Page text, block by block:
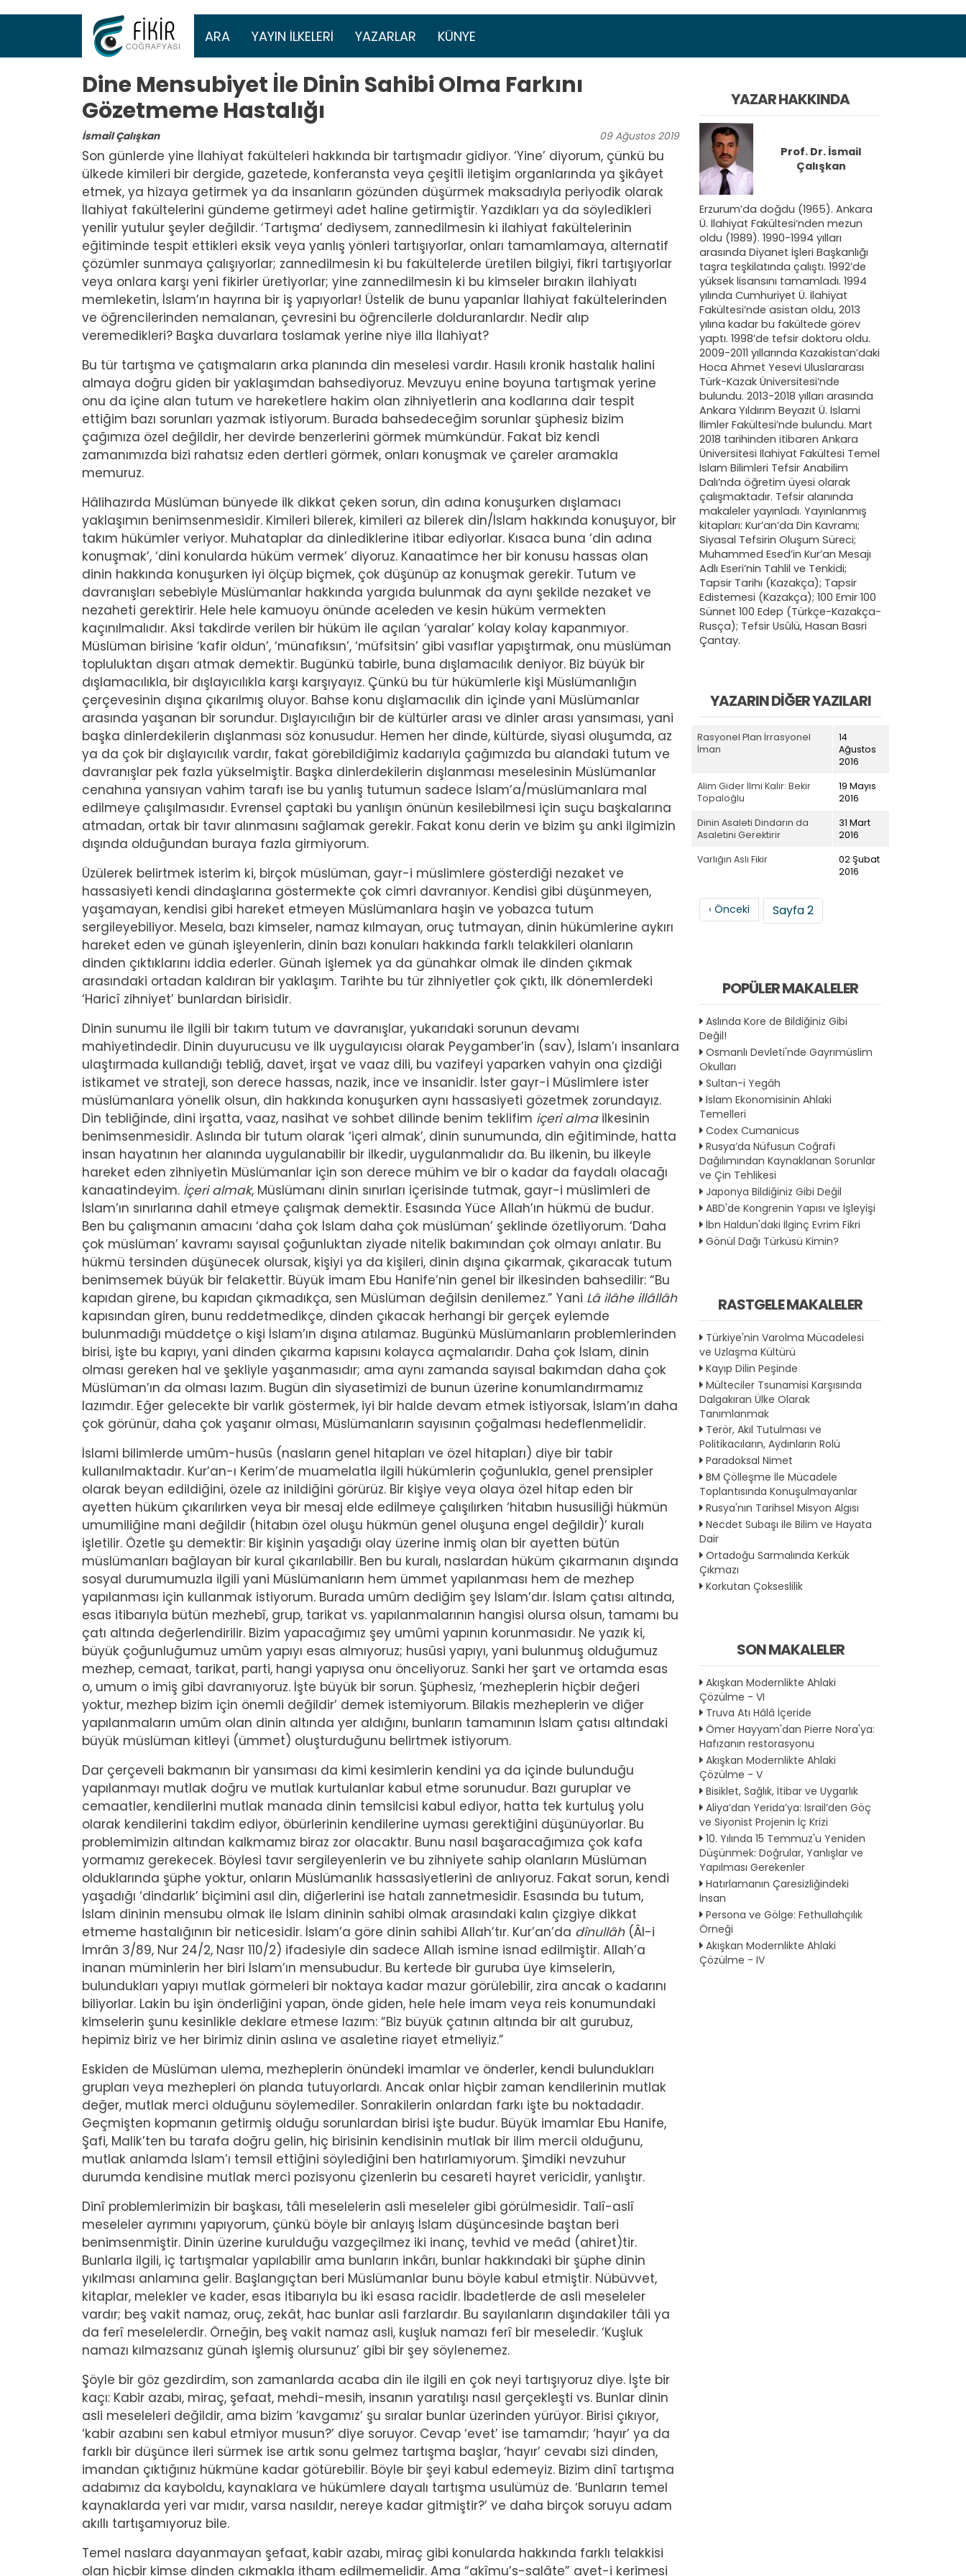
Ana gezinti menüsü
ARA YAYIN İLKELERI YAZARLAR KÜNYE
Dine Mensubiyet İle Dinin Sahibi Olma Farkını
Gözetmeme Hastalığı
İsmail Çalışkan 09 Ağustos 2019
Son günlerde yine İlahiyat fakülteleri hakkında bir tartışmadır gidiyor. ‘Yine’ diyorum, çünkü bu
ülkede kimileri bir dergide, gazetede, konferansta veya çeşitli iletişim organlarında ya şikâyet
etmek, ya hizaya getirmek ya da insanların gözünden düşürmek maksadıyla periyodik olarak
İlahiyat fakültelerini gündeme getirmeyi adet haline getirmiştir. Yazdıkları ya da söyledikleri
yenilir yutulur şeyler değildir. ‘Tartışma’ dediysem, zannedilmesin ki ilahiyat fakültelerinin
eğitiminde tespit ettikleri eksik veya yanlış yönleri tartışıyorlar, onları tamamlamaya, alternatif
çözümler sunmaya çalışıyorlar; zannedilmesin ki bu fakültelerde üretilen bilgiyi, fikri tartışıyorlar
veya onlara karşı yeni fikirler üretiyorlar; yine zannedilmesin ki bu kimseler bırakın ilahiyatı
memleketin, İslam’ın hayrına bir iş yapıyorlar! Üstelik de bunu yapanlar İlahiyat fakültelerinden
ve öğrencilerinden nemalanan, çevresini bu öğrencilerle dolduranlardır. Nedir alıp
veremedikleri? Başka duvarlara toslamak yerine niye illa İlahiyat?
Bu tür tartışma ve çatışmaların arka planında din meselesi vardır. Hasılı kronik hastalık halini
almaya doğru giden bir yaklaşımdan bahsediyoruz. Mevzuyu enine boyuna tartışmak yerine
onu da içine alan tutum ve hareketlere hakim olan zihniyetlerin ana kodlarına dair tespit
ettiğim bazı sorunları yazmak istiyorum. Burada bahsedeceğim sorunlar şüphesiz bizim
çağımıza özel değildir, her devirde benzerlerini görmek mümkündür. Fakat biz kendi
zamanımızda bizi rahatsız eden dertleri görmek, onları konuşmak ve çareler aramakla
memuruz.
Hâlihazırda Müslüman bünyede ilk dikkat çeken sorun, din adına konuşurken dışlamacı
yaklaşımın benimsenmesidir. Kimileri bilerek, kimileri az bilerek din/İslam hakkında konuşuyor, bir
takım hükümler veriyor. Muhataplar da dinlediklerine itibar ediyorlar. Kısaca buna ‘din adına
konuşmak’, ‘dini konularda hüküm vermek’ diyoruz. Kanaatimce her bir konusu hassas olan
dinin hakkında konuşurken iyi ölçüp biçmek, çok düşünüp az konuşmak gerekir. Tutum ve
davranışları sebebiyle Müslümanlar hakkında yargıda bulunmak da aynı şekilde nezaket ve
nezaheti gerektirir. Hele hele kamuoyu önünde aceleden ve kesin hüküm vermekten
kaçınılmalıdır. Aksi takdirde verilen bir hüküm ile açılan ‘yaralar’ kolay kolay kapanmıyor.
Müslüman birisine ‘kafir oldun’, ‘münafıksın’, ‘müfsitsin’ gibi vasıflar yapıştırmak, onu müslüman
topluluktan dışarı atmak demektir. Bugünkü tabirle, buna dışlamacılık deniyor. Biz büyük bir
dışlamacılıkla, bir dışlayıcılıkla karşı karşıyayız. Çünkü bu tür hükümlerle kişi Müslümanlığın
çerçevesinin dışına çıkarılmış oluyor. Bahse konu dışlamacılık din içinde yani Müslümanlar
arasında yaşanan bir sorundur. Dışlayıcılığın bir de kültürler arası ve dinler arası yansıması, yani
başka dinlerdekilerin dışlanması söz konusudur. Hemen her dinde, kültürde, siyasi oluşumda, az
ya da çok bir dışlayıcılık vardır, fakat görebildiğimiz kadarıyla çağımızda bu alandaki tutum ve
davranışlar pek fazla yükselmiştir. Başka dinlerdekilerin dışlanması meselesinin Müslümanlar
cenahına yansıyan vahim tarafı ise bu yanlış tutumun sadece İslam’a/müslümanlara mal
edilmeye çalışılmasıdır. Evrensel çaptaki bu yanlışın önünün kesilebilmesi için suçu başkalarına
atmadan, ortak bir tavır alınmasını sağlamak gerekir. Fakat konu derin ve bizim şu anki ilgimizin
dışında olduğundan buraya fazla girmiyorum.
Üzülerek belirtmek isterim ki, birçok müslüman, gayr-i müslimlere gösterdiği nezaket ve
hassasiyeti kendi dindaşlarına göstermekte çok cimri davranıyor. Kendisi gibi düşünmeyen,
yaşamayan, kendisi gibi hareket etmeyen Müslümanlara haşin ve yobazca tutum
sergileyebiliyor. Mesela, bazı kimseler, namaz kılmayan, oruç tutmayan, dinin hükümlerine aykırı
hareket eden ve günah işleyenlerin, dinin bazı konuları hakkında farklı telakkileri olanların
dinden çıktıklarını iddia ederler. Günah işlemek ya da günahkar olmak ile dinden çıkmak
arasındaki ortadan kaldıran bir yaklaşım. Tarihte bu tür zihniyetler çok çıktı, ilk dönemlerdeki
‘Haricî zihniyet’ bunlardan birisidir.
Dinin sunumu ile ilgili bir takım tutum ve davranışlar, yukarıdaki sorunun devamı
mahiyetindedir. Dinin duyurucusu ve ilk uygulayıcısı olarak Peygamber’in (sav), İslam’ı insanlara
ulaştırmada kullandığı tebliğ, davet, irşat ve vaaz dili, bu vazifeyi yaparken vahyin ona çizdiği
istikamet ve strateji, son derece hassas, nazik, ince ve insanidir. İster gayr-i Müslimlere ister
müslümanlara yönelik olsun, din hakkında konuşurken aynı hassasiyeti gözetmek zorundayız.
Din tebliğinde, dini irşatta, vaaz, nasihat ve sohbet dilinde benim teklifim içeri almailkesinin
benimsenmesidir. Aslında bir tutum olarak ‘içeri almak’, dinin sunumunda, din eğitiminde, hatta
insan hayatının her alanında uygulanabilir bir ilkedir, uygulanmalıdır da. Bu ilkenin, bu ilkeyle
hareket eden zihniyetin Müslümanlar için son derece mühim ve bir o kadar da faydalı olacağı
kanaatindeyim. İçeri almak, Müslümanı dinin sınırları içerisinde tutmak, gayr-i müslimleri de
İslam’ın sınırlarına dahil etmeye çalışmak demektir. Esasında Yüce Allah’ın hükmü de budur.
Ben bu çalışmanın amacını ‘daha çok İslam daha çok müslüman’ şeklinde özetliyorum. ‘Daha
çok müslüman’ kavramı sayısal çoğunluktan ziyade nitelik bakımından çok olmayı anlatır. Bu
hükmü tersinden düşünecek olursak, kişiyi ya da kişileri, dinin dışına çıkarmak, çıkaracak tutum
benimsemek büyük bir felakettir. Büyük imam Ebu Hanife’nin genel bir ilkesinden bahsedilir: “Bu
kapıdan girene, bu kapıdan çıkmadıkça, sen Müslüman değilsin denilemez.” Yani Lâ ilâhe illâllâh
kapısından giren, bunu reddetmedikçe, dinden çıkacak herhangi bir gerçek eylemde
bulunmadığı müddetçe o kişi İslam’ın dışına atılamaz. Bugünkü Müslümanların problemlerinden
birisi, işte bu kapıyı, yani dinden çıkarma kapısını kolayca açmalarıdır. Daha çok İslam, dinin
olması gereken hal ve şekliyle yaşanmasıdır; ama aynı zamanda sayısal bakımdan daha çok
Müslüman’ın da olması lazım. Bugün din siyasetimizi de bunun üzerine konumlandırmamız
lazımdır. Eğer gelecekte bir varlık göstermek, iyi bir halde devam etmek istiyorsak, İslam’ın daha
çok görünür, daha çok yaşanır olması, Müslümanların sayısının çoğalması hedeflenmelidir.
İslami bilimlerde umûm-husûs (nasların genel hitapları ve özel hitapları) diye bir tabir
kullanılmaktadır. Kur’an-ı Kerim’de muamelatla ilgili hükümlerin çoğunlukla, genel prensipler
olarak beyan edildiğini, özele az inildiğini görürüz. Bir kişiye veya olaya özel hitap eden bir
ayetten hüküm çıkarılırken veya bir mesaj elde edilmeye çalışılırken ‘hitabın hususiliği hükmün
umumiliğine mani değildir (hitabın özel oluşu hükmün genel oluşuna engel değildir)’ kuralı
işletilir. Özetle şu demektir: Bir kişinin yaşadığı olay üzerine inmiş olan bir ayetten bütün
müslümanları bağlayan bir kural çıkarılabilir. Ben bu kuralı, naslardan hüküm çıkarmanın dışında
sosyal durumumuzla ilgili yani Müslümanların hem ümmet yapılanması hem de mezhep
yapılanması için kullanmak istiyorum. Burada umûm dediğim şey İslam’dır. İslam çatısı altında,
esas itibarıyla bütün mezhebî, grup, tarikat vs. yapılanmalarının hangisi olursa olsun, tamamı bu
çatı altında değerlendirilir. Bizim yapacağımız şey umûmi yapının korunmasıdır. Ne yazık ki,
büyük çoğunluğumuz umûm yapıyı esas almıyoruz; husûsi yapıyı, yani bulunmuş olduğumuz
mezhep, cemaat, tarikat, parti, hangi yapıysa onu önceliyoruz. Sanki her şart ve ortamda esas
o, umum o imiş gibi davranıyoruz. İşte büyük bir sorun. Şüphesiz, ‘mezheplerin hiçbir değeri
yoktur, mezhep bizim için önemli değildir’ demek istemiyorum. Bilakis mezheplerin ve diğer
yapılanmaların umûm olan dinin altında yer aldığını, bunların tamamının İslam çatısı altındaki
büyük müslüman kitleyi (ümmet) oluşturduğunu belirtmek istiyorum.
Dar çerçeveli bakmanın bir yansıması da kimi kesimlerin kendini ya da içinde bulunduğu
yapılanmayı mutlak doğru ve mutlak kurtulanlar kabul etme sorunudur. Bazı guruplar ve
cemaatler, kendilerini mutlak manada dinin temsilcisi kabul ediyor, hatta tek kurtuluş yolu
olarak kendilerini takdim ediyor, öbürlerinin kendilerine uyması gerektiğini düşünüyorlar. Bu
problemimizin altından kalkmamız biraz zor olacaktır. Bunu nasıl başaracağımıza çok kafa
yormamız gerekecek. Böylesi tavır sergileyenlerin ve bu zihniyete sahip olanların Müslüman
olduklarında şüphe yoktur, onların Müslümanlık hassasiyetlerini de anlıyoruz. Fakat sorun, kendi
yaşadığı ‘dindarlık’ biçimini asıl din, diğerlerini ise hatalı zannetmesidir. Esasında bu tutum,
İslam dininin mensubu olmak ile İslam dininin sahibi olmak arasındaki kalın çizgiye dikkat
etmeme hastalığının bir neticesidir. İslam’a göre dinin sahibi Allah’tır. Kur’an’da dînullâh(Âl-i
İmrân 3/89, Nur 24/2, Nasr 110/2) ifadesiyle din sadece Allah ismine isnad edilmiştir. Allah’a
inanan müminlerin her biri İslam’ın mensubudur. Bu kertede bir guruba üye kimselerin,
bulundukları yapıyı mutlak görmeleri bir noktaya kadar mazur görülebilir, zira ancak o kadarını
biliyorlar. Lakin bu işin önderliğini yapan, önde giden, hele hele imam veya reis konumundaki
kimselerin şunu kesinlikle deklare etmese lazım: “Biz büyük çatının altında bir alt gurubuz,
hepimiz biriz ve her birimiz dinin aslına ve asaletine riayet etmeliyiz.”
Eskiden de Müslüman ulema, mezheplerin önündeki imamlar ve önderler, kendi bulundukları
grupları veya mezhepleri ön planda tutuyorlardı. Ancak onlar hiçbir zaman kendilerinin mutlak
değer, mutlak merci olduğunu söylemediler. Sonrakilerin onlardan farkı işte bu noktadadır.
Geçmişten kopmanın getirmiş olduğu sorunlardan birisi işte budur. Büyük imamlar Ebu Hanife,
Şafi, Malik’ten bu tarafa doğru gelin, hiç birisinin kendisinin mutlak bir ilim mercii olduğunu,
mutlak anlamda İslam’ı temsil ettiğini söylediğini ben hatırlamıyorum. Şimdiki nevzuhur
durumda kendisine mutlak merci pozisyonu çizenlerin bu cesareti hayret vericidir, yanlıştır.
Dinî problemlerimizin bir başkası, tâli meselelerin asli meseleler gibi görülmesidir. Talî-aslî
meseleler ayrımını yapıyorum, çünkü böyle bir anlayış İslam düşüncesinde baştan beri
benimsenmiştir. Dinin üzerine kurulduğu vazgeçilmez iki inanç, tevhid ve meâd (ahiret)tir.
Bunlarla ilgili, iç tartışmalar yapılabilir ama bunların inkârı, bunlar hakkındaki bir şüphe dinin
yıkılması anlamına gelir. Başlangıçtan beri Müslümanlar bunu böyle kabul etmiştir. Nübüvvet,
kitaplar, melekler ve kader, esas itibarıyla bu iki esasa racidir. İbadetlerde de asli meseleler
vardır; beş vakit namaz, oruç, zekât, hac bunlar asli farzlardır. Bu sayılanların dışındakiler tâli ya
da ferî meselelerdir. Örneğin, beş vakit namaz asli, kuşluk namazı ferî bir meseledir. ‘Kuşluk
namazı kılmazsanız günah işlemiş olursunuz’ gibi bir şey söylenemez.
Şöyle bir göz gezdirdim, son zamanlarda acaba din ile ilgili en çok neyi tartışıyoruz diye. İşte bir
kaçı: Kabir azabı, miraç, şefaat, mehdi-mesih, insanın yaratılışı nasıl gerçekleşti vs. Bunlar dinin
asli meseleleri değildir, ama bizim ‘kavgamız’ şu sıralar bunlar üzerinden yürüyor. Birisi çıkıyor,
‘kabir azabını sen kabul etmiyor musun?’ diye soruyor. Cevap ‘evet’ ise tamamdır; ‘hayır’ ya da
farklı bir düşünce ileri sürmek ise artık sonu gelmez tartışma başlar, ‘hayır’ cevabı sizi dinden,
imandan çıktığınız hükmüne kadar götürebilir. Böyle bir şeyi kabul edemeyiz. Bizim dinî tartışma
adabımız da kayboldu, kaynaklara ve hükümlere dayalı tartışma usulümüz de. ‘Bunların temel
kaynaklarda yeri var mıdır, varsa nasıldır, nereye kadar gitmiştir?’ ve daha birçok soruyu adam
akıllı tartışamıyoruz bile.
Temel naslara dayanmayan şefaat, kabir azabı, miraç gibi konularda hakkında farklı telakkisi
olan hiçbir kimse dinden çıkmakla itham edilmemelidir. Ama “akîmu’s-salâte” ayet-i kerimesi
YAZAR HAKKINDA
Prof. Dr. İsmail
Çalışkan
Erzurum’da doğdu (1965). Ankara
Ü. İlahiyat Fakültesi’nden mezun
oldu (1989). 1990-1994 yılları
arasında Diyanet İşleri Başkanlığı
taşra teşkilatında çalıştı. 1992’de
yüksek lisansını tamamladı. 1994
yılında Cumhuriyet Ü. İlahiyat
Fakültesi’nde asistan oldu, 2013
yılına kadar bu fakültede görev
yaptı. 1998’de tefsir doktoru oldu.
2009-2011 yıllarında Kazakistan’daki
Hoca Ahmet Yesevi Uluslararası
Türk-Kazak Üniversitesi’nde
bulundu. 2013-2018 yılları arasında
Ankara Yıldırım Beyazıt Ü. İslami
İlimler Fakültesi’nde bulundu. Mart
2018 tarihinden itibaren Ankara
Üniversitesi İlahiyat Fakültesi Temel
İslam Bilimleri Tefsir Anabilim
Dalı’nda öğretim üyesi olarak
çalışmaktadır. Tefsir alanında
makaleler yayınladı. Yayınlanmış
kitapları: Kur’an’da Din Kavramı;
Siyasal Tefsirin Oluşum Süreci;
Muhammed Esed’in Kur’an Mesajı
Adlı Eseri’nin Tahlil ve Tenkidi;
Tapsir Tarihı (Kazakça); Tapsir
Edistemesi (Kazakça); 100 Emir 100
Sünnet 100 Edep (Türkçe-Kazakça-
Rusça); Tefsir Usûlü, Hasan Basri
Çantay.
YAZARIN DIĞER YAZILARI
Rasyonel Plan İrrasyonel
İman
14
Ağustos
2016
Alim Gider İlmi Kalır: Bekir
Topaloğlu
19 Mayıs
2016
Dinin Asaleti Dindarın da
Asaletini Gerektirir
31 Mart
2016
Varlığın Aslı Fikir
02 Şubat
2016
Sayfalama
Önceki sayfa
‹ Önceki Sayfa 2
POPÜLER MAKALELER
Aslında Kore de Bildiğiniz Gibi
Değil!
Osmanlı Devleti'nde Gayrımüslim
Okulları
Sultan-i Yegâh
İslam Ekonomisinin Ahlaki
Temelleri
Codex Cumanicus
Rusya’da Nüfusun Coğrafi
Dağılımından Kaynaklanan Sorunlar
ve Çin Tehlikesi
Japonya Bildiğiniz Gibi Değil
ABD'de Kongrenin Yapısı ve İşleyişi
İbn Haldun'daki İlginç Evrim Fikri
Gönül Dağı Türküsü Kimin?
RASTGELE MAKALELER
Türkiye'nin Varolma Mücadelesi
ve Uzlaşma Kültürü
Kayıp Dilin Peşinde
Mülteciler Tsunamisi Karşısında
Dalgakıran Ülke Olarak
Tanımlanmak
Terör, Akıl Tutulması ve
Politikacıların, Aydınların Rolü
Paradoksal Nimet
BM Çölleşme İle Mücadele
Toplantısında Konuşulmayanlar
Rusya'nın Tarihsel Misyon Algısı
Necdet Subaşı ile Bilim ve Hayata
Dair
Ortadoğu Sarmalında Kerkük
Çıkmazı
Korkutan Çokseslilik
SON MAKALELER
Akışkan Modernlikte Ahlaki
Çözülme - VI
Truva Atı Hâlâ İçeride
Ömer Hayyam'dan Pierre Nora'ya:
Hafızanın restorasyonu
Akışkan Modernlikte Ahlaki
Çözülme - V
Bisiklet, Sağlık, İtibar ve Uygarlık
Aliya’dan Yerida’ya: İsrail’den Göç
ve Siyonist Projenin İç Krizi
10. Yılında 15 Temmuz'u Yeniden
Düşünmek: Doğrular, Yanlışlar ve
Yapılması Gerekenler
Hatırlamanın Çaresizliğindeki
İnsan
Persona ve Gölge: Fethullahçılık
Örneği
Akışkan Modernlikte Ahlaki
Çözülme - IV